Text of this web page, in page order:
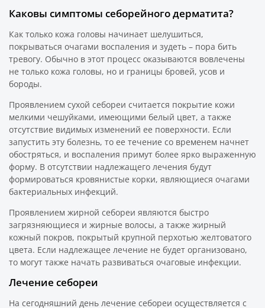
Каковы симптомы себорейного дерматита?
Как только кожа головы начинает шелушиться,
покрываться очагами воспаления и зудеть – пора бить
тревогу. Обычно в этот процесс оказываются вовлечены
не только кожа головы, но и границы бровей, усов и
бороды.
Проявлением сухой себореи считается покрытие кожи
мелкими чешуйками, имеющими белый цвет, а также
отсутствие видимых изменений ее поверхности. Если
запустить эту болезнь, то ее течение со временем начнет
обостряться, и воспаления примут более ярко выраженную
форму. В отсутствии надлежащего лечения будут
формироваться кровянистые корки, являющиеся очагами
бактериальных инфекций.
Проявлением жирной себореи являются быстро
загрязняющиеся и жирные волосы, а также жирный
кожный покров, покрытый крупной перхотью желтоватого
цвета. Если надлежащее лечение не будет организовано,
то могут также начать развиваться очаговые инфекции.
Лечение себореи
На сегодняшний день лечение себореи осуществляется с